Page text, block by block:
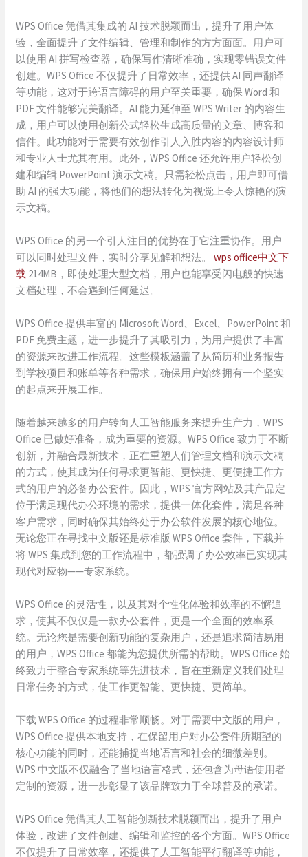
WPS Office 凭借其集成的 AI 技术脱颖而出，提升了用户体
验，全面提升了文件编辑、管理和制作的方方面面。用户可
以使用 AI 拼写检查器，确保写作清晰准确，实现零错误文件
创建。WPS Office 不仅提升了日常效率，还提供 AI 同声翻译
等功能，这对于跨语言障碍的用户至关重要，确保 Word 和
PDF 文件能够完美翻译。AI 能力延伸至 WPS Writer 的内容生
成，用户可以使用创新公式轻松生成高质量的文章、博客和
信件。此功能对于需要有效创作引人入胜内容的内容设计师
和专业人士尤其有用。此外，WPS Office 还允许用户轻松创
建和编辑 PowerPoint 演示文稿。只需轻松点击，用户即可借
助 AI 的强大功能，将他们的想法转化为视觉上令人惊艳的演
示文稿。
WPS Office 的另一个引人注目的优势在于它注重协作。用户
可以同时处理文件，实时分享见解和想法。wps office中文下
载 214MB，即使处理大型文档，用户也能享受闪电般的快速
文档处理，不会遇到任何延迟。
WPS Office 提供丰富的 Microsoft Word、Excel、PowerPoint 和
PDF 免费主题，进一步提升了其吸引力，为用户提供了丰富
的资源来改进工作流程。这些模板涵盖了从简历和业务报告
到学校项目和账单等各种需求，确保用户始终拥有一个坚实
的起点来开展工作。
随着越来越多的用户转向人工智能服务来提升生产力，WPS
Office 已做好准备，成为重要的资源。WPS Office 致力于不断
创新，并融合最新技术，正在重塑人们管理文档和演示文稿
的方式，使其成为任何寻求更智能、更快捷、更便捷工作方
式的用户的必备办公套件。因此，WPS 官方网站及其产品定
位于满足现代办公环境的需求，提供一体化套件，满足各种
客户需求，同时确保其始终处于办公软件发展的核心地位。
无论您正在寻找中文版还是标准版 WPS Office 套件，下载并
将 WPS 集成到您的工作流程中，都强调了办公效率已实现其
现代对应物——专家系统。
WPS Office 的灵活性，以及其对个性化体验和效率的不懈追
求，使其不仅仅是一款办公套件，更是一个全面的效率系
统。无论您是需要创新功能的复杂用户，还是追求简洁易用
的用户，WPS Office 都能为您提供所需的帮助。WPS Office 始
终致力于整合专家系统等先进技术，旨在重新定义我们处理
日常任务的方式，使工作更智能、更快捷、更简单。
下载 WPS Office 的过程非常顺畅。对于需要中文版的用户，
WPS Office 提供本地支持，在保留用户对办公套件所期望的
核心功能的同时，还能捕捉当地语言和社会的细微差别。
WPS 中文版不仅融合了当地语言格式，还包含为母语使用者
定制的资源，进一步彰显了该品牌致力于全球普及的承诺。
WPS Office 凭借其人工智能创新技术脱颖而出，提升了用户
体验，改进了文件创建、编辑和监控的各个方面。WPS Office
不仅提升了日常效率，还提供了人工智能平行翻译等功能，